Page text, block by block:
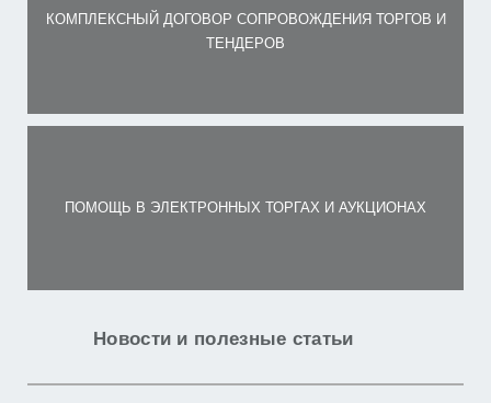
КОМПЛЕКСНЫЙ ДОГОВОР СОПРОВОЖДЕНИЯ ТОРГОВ И
ТЕНДЕРОВ
ПОМОЩЬ В ЭЛЕКТРОННЫХ ТОРГАХ И АУКЦИОНАХ
Новости и полезные статьи